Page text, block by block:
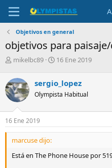
Objetivos en general
objetivos para
I
i
c
i
a
d
o
r
d
l
mikelbc89
F
h
a
e
n
i
16 Ene 2019
sergio_lopez
Olympista Habitual
16 Ene 2019
marcuse dijo:
Está en The Phone House por